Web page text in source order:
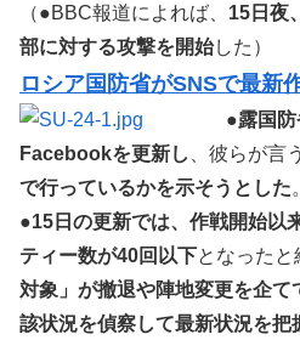
（●BBC報道によれば、 15日夜
部に対する攻撃を開始した）
ロシア国防省がSNSで最新
●露国
Facebookを更新し
、彼らが言
で行っているかを示そうとした。
●15日の更新では、作戦開始以
ティー数が40回以下となったと
対象」が撤退や陣地変更を企て
該状況を偵察して最新状況を把